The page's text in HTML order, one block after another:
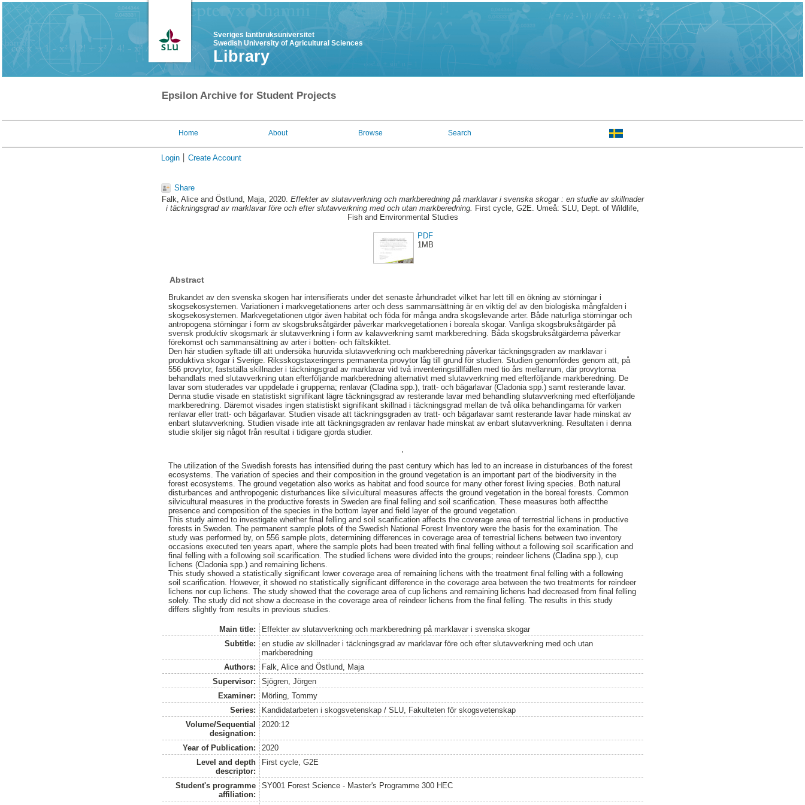
Sveriges lantbruksuniversitet
Swedish University of Agricultural Sciences
Library
Epsilon Archive for Student Projects
Home About Browse Search
Login Create Account
Share
Falk, Aliceand Östlund, Maja, 2020. Effekter av slutavverkning och markberedning på marklavar i svenska skogar : en studie av skillnader
i täckningsgrad av marklavar före och efter slutavverkning med och utan markberedning. First cycle, G2E. Umeå: SLU, Dept. of Wildlife,
Fish and Environmental Studies
PDF
1MB
Abstract
Brukandet av den svenska skogen har intensifierats under det senaste århundradet vilket har lett till en ökning av störningar i
skogsekosystemen. Variationen i markvegetationens arter och dess sammansättning är en viktig del av den biologiska mångfalden i
skogsekosystemen. Markvegetationen utgör även habitat och föda för många andra skogslevande arter. Både naturliga störningar och
antropogena störningar i form av skogsbruksåtgärder påverkar markvegetationen i boreala skogar. Vanliga skogsbruksåtgärder på
svensk produktiv skogsmark är slutavverkning i form av kalavverkning samt markberedning. Båda skogsbruksåtgärderna påverkar
förekomst och sammansättning av arter i botten- och fältskiktet.
Den här studien syftade till att undersöka huruvida slutavverkning och markberedning påverkar täckningsgraden av marklavar i
produktiva skogar i Sverige. Riksskogstaxeringens permanenta provytor låg till grund för studien. Studien genomfördes genom att, på
556 provytor, fastställa skillnader i täckningsgrad av marklavar vid två inventeringstillfällen med tio års mellanrum, där provytorna
behandlats med slutavverkning utan efterföljande markberedning alternativt med slutavverkning med efterföljande markberedning. De
lavar som studerades var uppdelade i grupperna; renlavar (Cladina spp.), tratt- och bägarlavar (Cladonia spp.) samt resterande lavar.
Denna studie visade en statistiskt signifikant lägre täckningsgrad av resterande lavar med behandling slutavverkning med efterföljande
markberedning. Däremot visades ingen statistiskt signifikant skillnad i täckningsgrad mellan de två olika behandlingarna för varken
renlavar eller tratt- och bägarlavar. Studien visade att täckningsgraden av tratt- och bägarlavar samt resterande lavar hade minskat av
enbart slutavverkning. Studien visade inte att täckningsgraden av renlavar hade minskat av enbart slutavverkning. Resultaten i denna
studie skiljer sig något från resultat i tidigare gjorda studier.
The utilization of the Swedish forests has intensified during the past century which has led to an increase in disturbances of the forest
ecosystems. The variation of species and their composition in the ground vegetation is an important part of the biodiversity in the
forest ecosystems. The ground vegetation also works as habitat and food source for many other forest living species. Both natural
disturbances and anthropogenic disturbances like silvicultural measures affects the ground vegetation in the boreal forests. Common
silvicultural measures in the productive forests in Sweden are final felling and soil scarification. These measures both affectthe
presence and composition of the species in the bottom layer and field layer of the ground vegetation.
This study aimed to investigate whether final felling and soil scarification affects the coverage area of terrestrial lichens in productive
forests in Sweden. The permanent sample plots of the Swedish National Forest Inventory were the basis for the examination. The
study was performed by, on 556 sample plots, determining differences in coverage area of terrestrial lichens between two inventory
occasions executed ten years apart, where the sample plots had been treated with final felling without a following soil scarification and
final felling with a following soil scarification. The studied lichens were divided into the groups; reindeer lichens (Cladina spp.), cup
lichens (Cladonia spp.) and remaining lichens.
This study showed a statistically significant lower coverage area of remaining lichens with the treatment final felling with a following
soil scarification. However, it showed no statistically significant difference in the coverage area between the two treatments for reindeer
lichens nor cup lichens. The study showed that the coverage area of cup lichens and remaining lichens had decreased from final felling
solely. The study did not show a decrease in the coverage area of reindeer lichens from the final felling. The results in this study
differs slightly from results in previous studies.
Main title:
Effekter av slutavverkning och markberedning på marklavar i svenska skogar
Subtitle:
en studie av skillnader i täckningsgrad av marklavar före och efter slutavverkning med och utan
markberedning
Authors:
Falk, Aliceand Östlund, Maja
Supervisor:
Sjögren, Jörgen
Examiner:
Mörling, Tommy
Series:
Kandidatarbeten i skogsvetenskap / SLU, Fakulteten för skogsvetenskap
Volume/Sequential
designation:
2020:12
Year of Publication:
2020
Level and depth
descriptor:
First cycle, G2E
Student's programme
affiliation:
SY001 Forest Science - Master's Programme 300 HEC